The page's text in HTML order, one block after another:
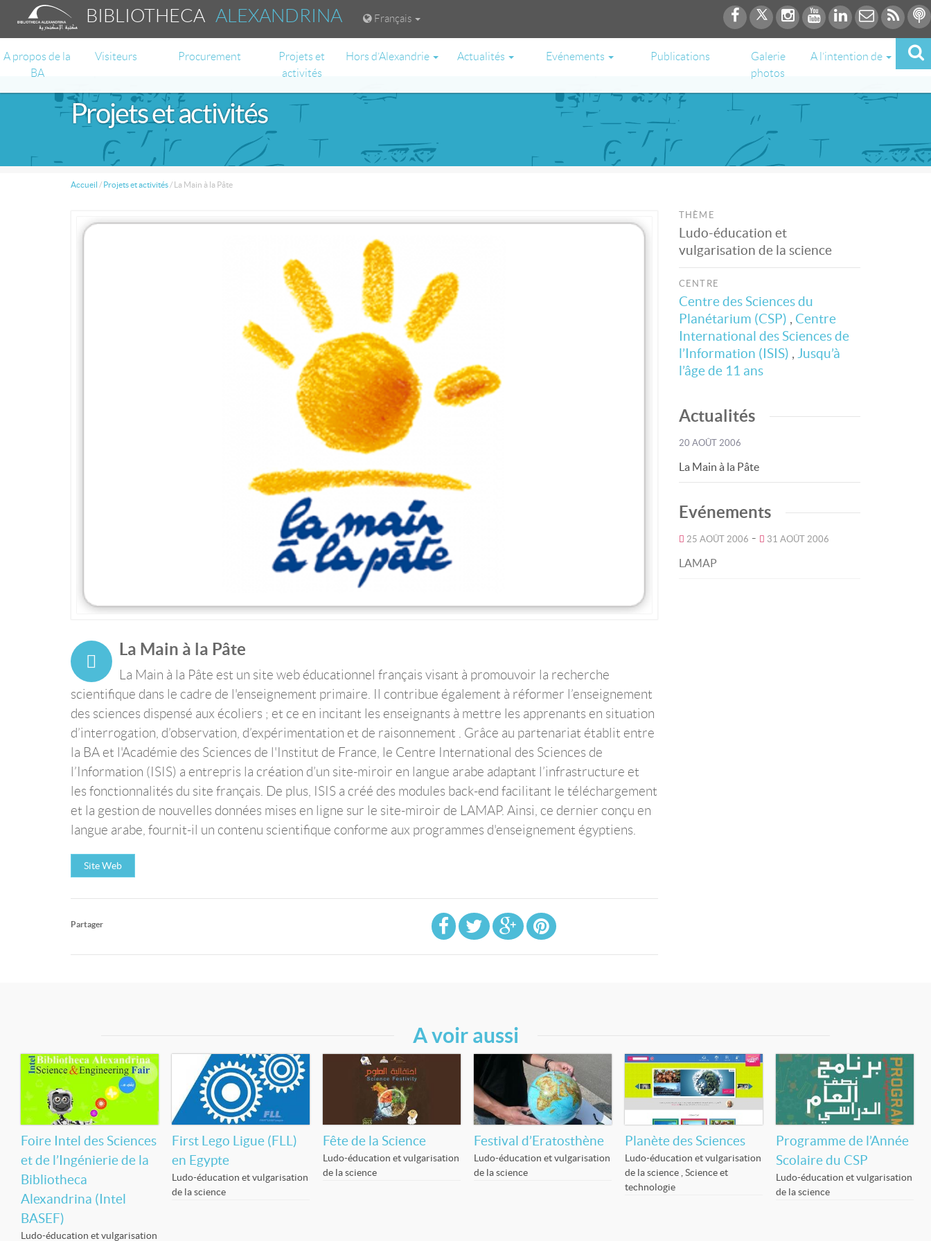
BIBLIOTHECAALEXANDRINA Français
A propos de la
BA
Visiteurs Procurement
Projets et
activités
Hors d’Alexandrie Actualités Evénements Publications
Galerie
photos
A l’intention de
Projets et activités
Accueil / Projets et activités / La Main à la Pâte
La Main à la Pâte
La Main à la Pâte est un site web éducationnel français visant à promouvoir la recherche
scientifique dans le cadre de l'enseignement primaire. Il contribue également à réformer l’enseignement
des sciences dispensé aux écoliers ; et ce en incitant les enseignants à mettre les apprenants en situation
d’interrogation, d’observation, d’expérimentation et de raisonnement . Grâce au partenariat établit entre
la BA et l'Académie des Sciences de l'Institut de France, le Centre International des Sciences de
l’Information (ISIS) a entrepris la création d’un site-miroir en langue arabe adaptant l’infrastructure et
les fonctionnalités du site français. De plus, ISIS a créé des modules back-end facilitant le téléchargement
et la gestion de nouvelles données mises en ligne sur le site-miroir de LAMAP. Ainsi, ce dernier conçu en
langue arabe, fournit-il un contenu scientifique conforme aux programmes d'enseignement égyptiens.
Site Web
Partager
THÈME
Ludo-éducation et
vulgarisation de la science
CENTRE
Centre des Sciences du
Planétarium (CSP) , Centre
International des Sciences de
l’Information (ISIS) , Jusqu’à
l’âge de 11 ans
Actualités
20 AOÛT 2006
La Main à la Pâte
Evénements
25 AOÛT 2006 - 31 AOÛT 2006
LAMAP
A voir aussi
Foire Intel des Sciences
et de l’Ingénierie de la
Bibliotheca
Alexandrina (Intel
BASEF)
Ludo-éducation et vulgarisation
First Lego Ligue (FLL)
en Egypte
Ludo-éducation et vulgarisation
de la science
Fête de la Science
Ludo-éducation et vulgarisation
de la science
Festival d’Eratosthène
Ludo-éducation et vulgarisation
de la science
Planète des Sciences
Ludo-éducation et vulgarisation
de la science Science et
technologie
Programme de l’Année
Scolaire du CSP
Ludo-éducation et vulgarisation
de la science